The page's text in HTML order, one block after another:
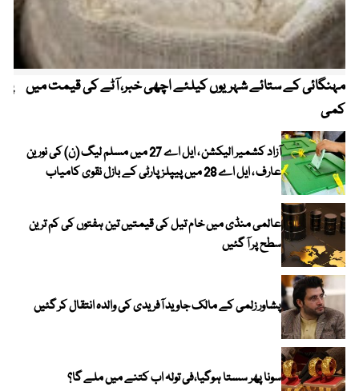
مہنگائی کے ستائے شہریوں کیلئے اچھی خبر، آٹے کی قیمت میں
کمی
آزاد کشمیر الیکشن ، ایل اے 27 میں مسلم لیگ (ن) کی نورین
عارف ، ایل اے 28 میں پیپلز پارٹی کے بازل نقوی کامیاب
عالمی منڈی میں خام تیل کی قیمتیں تین ہفتوں کی کم ترین
سطح پر آ گئیں
پشاور زلمی کے مالک جاوید آفریدی کی والدہ انتقال کر گئیں
سونا پھر سستا ہوگیا،فی تولہ اب کتنے میں ملے گا؟